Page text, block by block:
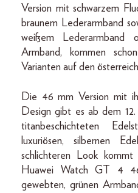
Version mit schwarzem
braunem Lederarmband
weißem Lederarmband
Armband, kommen
Varianten auf den
Die 46 mm Version mit
Design gibt es ab dem
titanbeschichteten
luxuriösen, silbernen
schlichteren Look
Huawei Watch GT 4
gewebten, grünen